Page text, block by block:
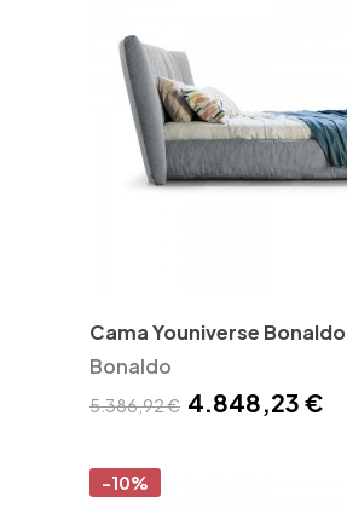
Cama Youniverse Bonaldo
Bonaldo
5.386,92 € 4.848,23 €
-10%